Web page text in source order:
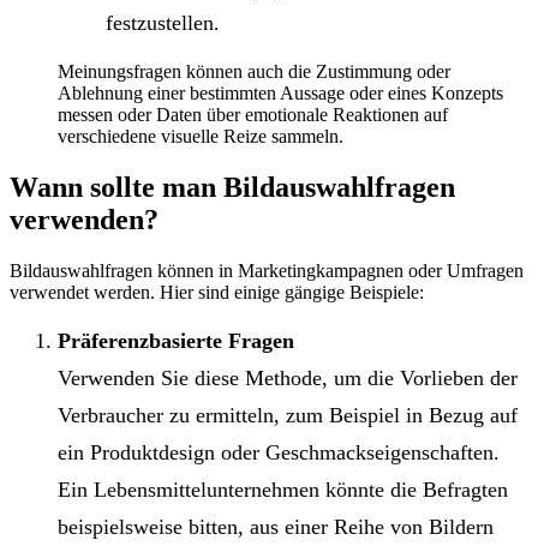
festzustellen.
Meinungsfragen können auch die Zustimmung oder
Ablehnung einer bestimmten Aussage oder eines Konzepts
messen oder Daten über emotionale Reaktionen auf
verschiedene visuelle Reize sammeln.
Wann sollte man Bildauswahlfragen
verwenden?
Bildauswahlfragen können in Marketingkampagnen oder Umfragen
verwendet werden. Hier sind einige gängige Beispiele:
Präferenzbasierte Fragen
Verwenden Sie diese Methode, um die Vorlieben der
Verbraucher zu ermitteln, zum Beispiel in Bezug auf
ein Produktdesign oder Geschmackseigenschaften.
Ein Lebensmittelunternehmen könnte die Befragten
beispielsweise bitten, aus einer Reihe von Bildern